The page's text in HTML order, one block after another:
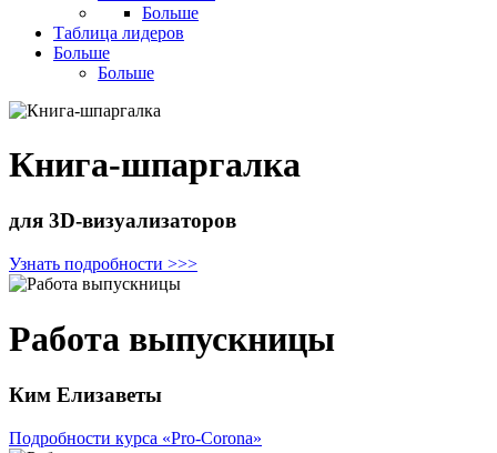
Больше
Таблица лидеров
Больше
Больше
Книга-шпаргалка
для 3D-визуализаторов
Узнать подробности >>>
Работа выпускницы
Ким Елизаветы
Подробности курса «Pro-Corona»